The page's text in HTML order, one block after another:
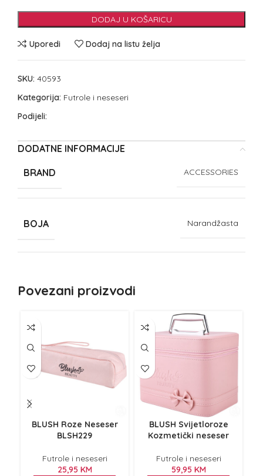
DODAJ U KOŠARICU
Uporedi Dodaj na listu želja
SKU: 40593
Kategorija: Futrole i neseseri
Podijeli:
DODATNE INFORMACIJE
BRAND ACCESSORIES
BOJA Narandžasta
Povezani proizvodi
BLUSH Roze Neseser
BLSH229
Futrole i neseseri
25,95 KM
BLUSH Svijetloroze
Kozmetički neseser
Futrole i neseseri
59,95 KM